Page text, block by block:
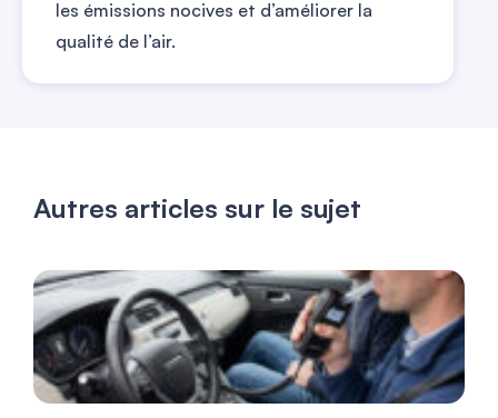
les émissions nocives et d’améliorer la
qualité de l’air.
Autres articles sur le sujet